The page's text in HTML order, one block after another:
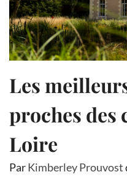
Les
proches des
Loire
ParKimberley Prouvost